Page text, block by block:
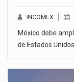
INCOMEX
México debe
de Estados